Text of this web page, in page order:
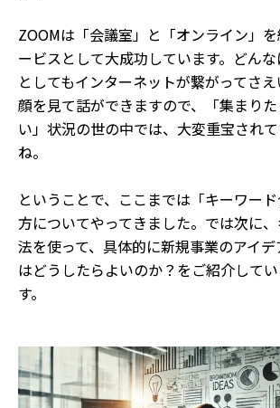
ZOOMは「会議室」と「オンライン」
ービスとして大成功しています。どん
としてもインターネットが繋がってさ
顔を見て話ができますので、「集まり
い」状況の世の中では、大変重宝され
ね。
ということで、ここまでは「キーワー
方についてやってきました。では次に
法を使って、具体的に新規事業のアイ
はどうしたらよいのか？をご紹介して
す。